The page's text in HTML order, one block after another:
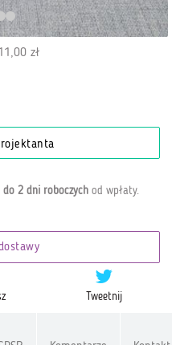
zł
do 2 dni roboczych od wpłaty.
Tweetnij